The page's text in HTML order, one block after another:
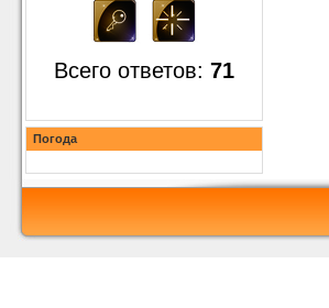
Всего ответов: 71
Погода